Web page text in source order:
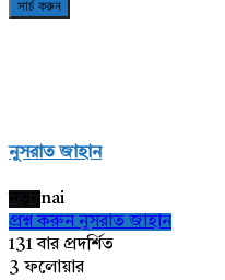
নুসরাত জাহান
nai
প্রশ্ন করুন নুসরাত জাহান
131বার প্রদর্শিত
3ফলোয়ার